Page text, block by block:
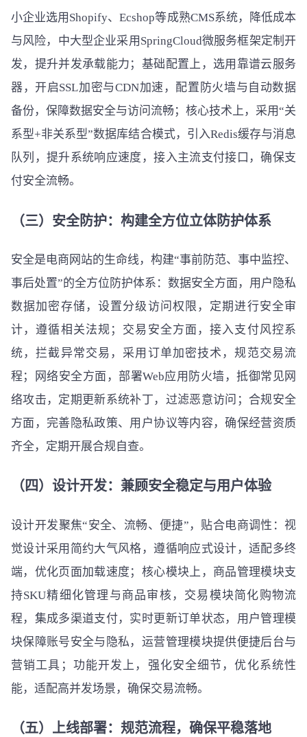
小企业选用Shopify、Ecshop等成熟CMS系统，降低成本
与风险，中大型企业采用SpringCloud微服务框架定制开
发，提升并发承载能力；基础配置上，选用靠谱云服务
器，开启SSL加密与CDN加速，配置防火墙与自动数据
备份，保障数据安全与访问流畅；核心技术上，采用“关
系型+非关系型”数据库结合模式，引入Redis缓存与消息
队列，提升系统响应速度，接入主流支付接口，确保支
付安全流畅。
（三）安全防护：构建全方位立体防护体系
安全是电商网站的生命线，构建“事前防范、事中监控、
事后处置”的全方位防护体系：数据安全方面，用户隐私
数据加密存储，设置分级访问权限，定期进行安全审
计，遵循相关法规；交易安全方面，接入支付风控系
统，拦截异常交易，采用订单加密技术，规范交易流
程；网络安全方面，部署Web应用防火墙，抵御常见网
络攻击，定期更新系统补丁，过滤恶意访问；合规安全
方面，完善隐私政策、用户协议等内容，确保经营资质
齐全，定期开展合规自查。
（四）设计开发：兼顾安全稳定与用户体验
设计开发聚焦“安全、流畅、便捷”，贴合电商调性：视
觉设计采用简约大气风格，遵循响应式设计，适配多终
端，优化页面加载速度；核心模块上，商品管理模块支
持SKU精细化管理与商品审核，交易模块简化购物流
程，集成多渠道支付，实时更新订单状态，用户管理模
块保障账号安全与隐私，运营管理模块提供便捷后台与
营销工具；功能开发上，强化安全细节，优化系统性
能，适配高并发场景，确保交易流畅。
（五）上线部署：规范流程，确保平稳落地